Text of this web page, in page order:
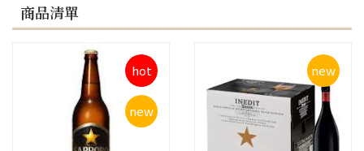
商品清單
hot
new
new